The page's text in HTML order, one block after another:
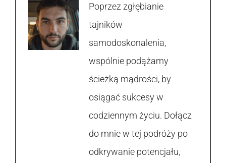
Poprzez zgłębianie
tajników
samodoskonalenia,
wspólnie podążamy
ścieżką mądrości, by
osiągać sukcesy w
codziennym życiu. Dołącz
do mnie w tej podróży po
odkrywanie potencjału,